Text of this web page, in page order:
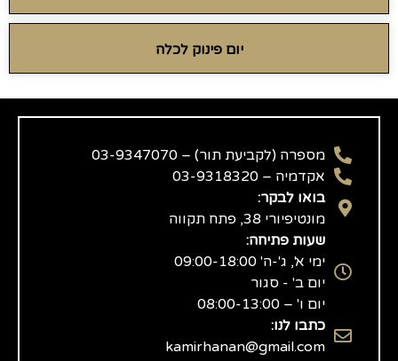
יום פינוק לכלה
מספרה (לקביעת תור) – 03-9347070
אקדמיה – 03-9318320
בואו לבקר:
מונטיפיורי 38, פתח תקווה
שעות פתיחה:
ימי א', ג'-ה' 09:00-18:00
יום ב' - סגור
יום ו' – 08:00-13:00
כתבו לנו:
kamirhanan@gmail.com